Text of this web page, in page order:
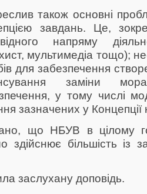
також основні
завдань. Це,
напряму
мультимедіа тощо);
для забезпечення
заміни
у тому числі
зазначених у Концепції
що НБУВ в цілому
здійснює більшість із
заслухану доповідь.